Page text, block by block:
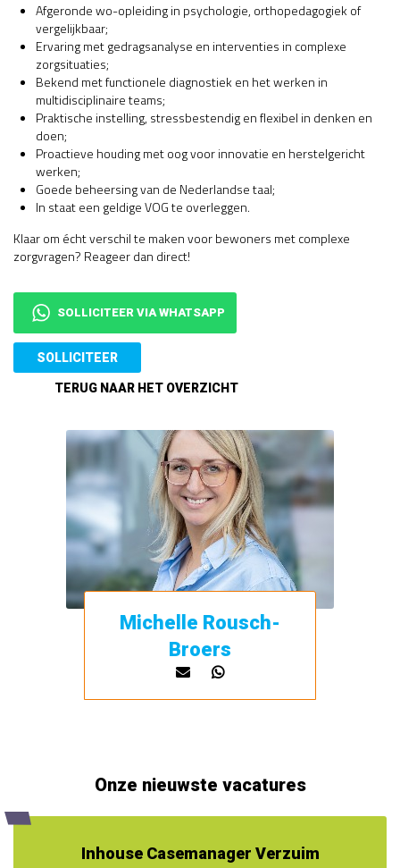
Afgeronde wo-opleiding in psychologie, orthopedagogiek of
vergelijkbaar;
Ervaring met gedragsanalyse en interventies in complexe
zorgsituaties;
Bekend met functionele diagnostiek en het werken in
multidisciplinaire teams;
Praktische instelling, stressbestendig en flexibel in denken en
doen;
Proactieve houding met oog voor innovatie en herstelgericht
werken;
Goede beheersing van de Nederlandse taal;
In staat een geldige VOG te overleggen.
Klaar om écht verschil te maken voor bewoners met complexe
zorgvragen? Reageer dan direct!
SOLLICITEER VIA WHATSAPP
Michelle Rousch-
Broers
Onze nieuwste vacatures
Inhouse Casemanager Verzuim